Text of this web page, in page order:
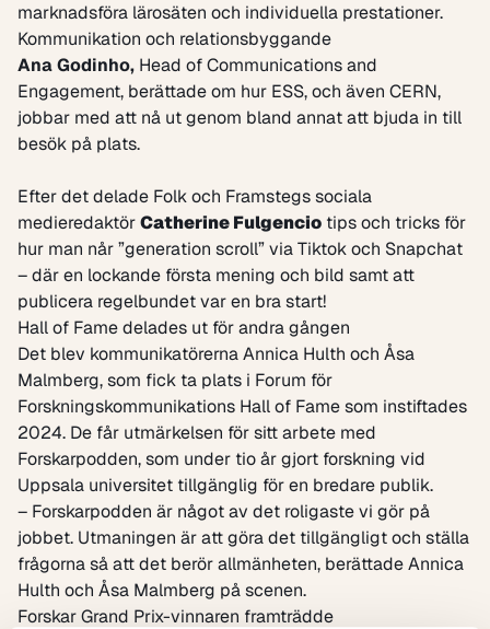
marknadsföra lärosäten och individuella prestationer.
Kommunikation och relationsbyggande
Ana Godinho, Head of Communications and
Engagement, berättade om hur ESS, och även CERN,
jobbar med att nå ut genom bland annat att bjuda in till
besök på plats.
Efter det delade Folk och Framstegs sociala
medieredaktörCatherine Fulgencio tips och tricks för
hur man når ”generation scroll” via Tiktok och Snapchat
– där en lockande första mening och bild samt att
publicera regelbundet var en bra start!
Hall of Fame delades ut för andra gången
Det blev kommunikatörerna Annica Hulth och Åsa
Malmberg, som fick ta plats i Forum för
Forskningskommunikations Hall of Famesom instiftades
2024. De får utmärkelsen för sitt arbete med
Forskarpodden, som under tio år gjort forskning vid
Uppsala universitet tillgänglig för en bredare publik.
– Forskarpodden är något av det roligaste vi gör på
jobbet. Utmaningen är att göra det tillgängligt och ställa
frågorna så att det berör allmänheten, berättade Annica
Hulth och Åsa Malmberg på scenen.
Forskar Grand Prix-vinnaren framträdde